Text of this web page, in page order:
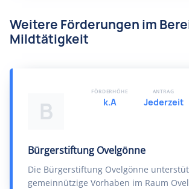
Weitere Förderungen im
Mildtätigkeit
B
Bürgerstiftung Ovelgönne
Die Bürgerstiftung Ovelgönne
gemeinnützige Vorhaben im Raum
FÖRDERHÖHE
k.A
ANTRAG
Jederzeit